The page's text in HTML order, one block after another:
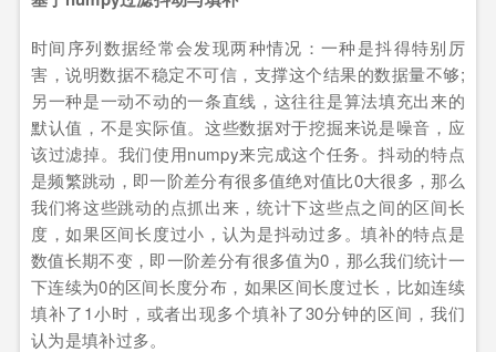
时间序列数据经常会发现两种情况：一种是抖得特别厉
害，说明数据不稳定不可信，支撑这个结果的数据量不够;
另一种是一动不动的一条直线，这往往是算法填充出来的
默认值，不是实际值。这些数据对于挖掘来说是噪音，应
该过滤掉。我们使用numpy来完成这个任务。抖动的特点
是频繁跳动，即一阶差分有很多值绝对值比0大很多，那么
我们将这些跳动的点抓出来，统计下这些点之间的区间长
度，如果区间长度过小，认为是抖动过多。填补的特点是
数值长期不变，即一阶差分有很多值为0，那么我们统计一
下连续为0的区间长度分布，如果区间长度过长，比如连续
填补了1小时，或者出现多个填补了30分钟的区间，我们
认为是填补过多。